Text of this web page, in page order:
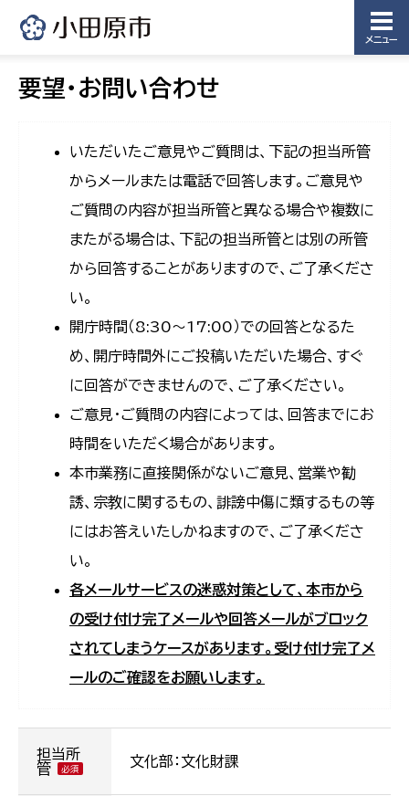
メニュー
要望・お問い合わせ
いただいたご意見やご質問は、下記の担当所管
からメールまたは電話で回答します。ご意見や
ご質問の内容が担当所管と異なる場合や複数に
またがる場合は、下記の担当所管とは別の所管
から回答することがありますので、ご了承くださ
い。
開庁時間（8:30〜17:00）での回答となるた
め、開庁時間外にご投稿いただいた場合、すぐ
に回答ができませんので、ご了承ください。
ご意見・ご質問の内容によっては、回答までにお
時間をいただく場合があります。
本市業務に直接関係がないご意見、営業や勧
誘、宗教に関するもの、誹謗中傷に類するもの等
にはお答えいたしかねますので、ご了承くださ
い。
各メールサービスの迷惑対策として、本市から
の受け付け完了メールや回答メールがブロック
されてしまうケースがあります。受け付け完了メ
ールのご確認をお願いします。
担当所
管
文化部：文化財課